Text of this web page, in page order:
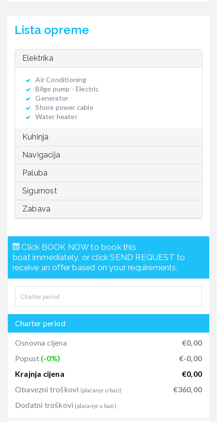
Lista opreme
Elektrika
Air Conditioning
Bilge pump - Electric
Generator
Shore power cable
Water heater
Kuhinja
Navigacija
Paluba
Sigurnost
Zabava
Click BOOK NOW to book this
boat immediately, or click SEND REQUEST to
receive an offer based on your requirements.
Charter period
Osnovna cijena
€0,00
Popust (-0%)
€-0,00
Krajnja cijena
€0,00
Obavezni troškovi (plaćanje u bazi)
€360,00
Dodatni troškovi (plaćanje u bazi)